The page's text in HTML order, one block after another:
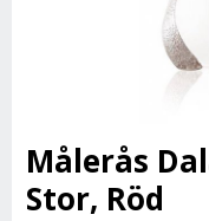
Målerås
Stor, Röd